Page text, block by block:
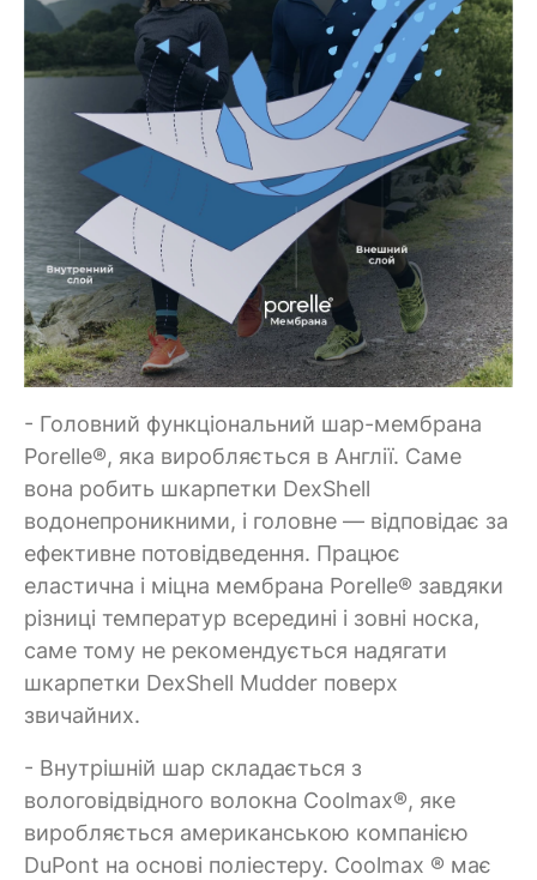
- Головний функціональний шар-мембрана
Porelle®, яка виробляється в Англії. Саме
вона робить шкарпетки DexShell
водонепроникними, і головне — відповідає за
ефективне потовідведення. Працює
еластична і міцна мембрана Porelle® завдяки
різниці температур всередині і зовні носка,
саме тому не рекомендується надягати
шкарпетки DexShell Mudder поверх
звичайних.
- Внутрішній шар складається з
вологовідвідного волокна Coolmax®, яке
виробляється американською компанією
DuPont на основі поліестеру. Coolmax ® має